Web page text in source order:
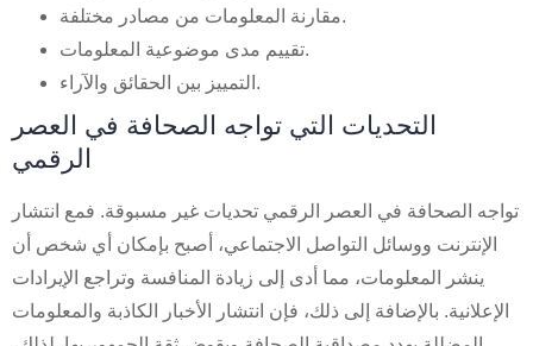
مقارنة المعلومات من مصادر مختلفة.
تقييم مدى موضوعية المعلومات.
التمييز بين الحقائق والآراء.
التحديات التي تواجه الصحافة في العصر
الرقمي
تواجه الصحافة في العصر الرقمي تحديات غير مسبوقة. فمع انتشار
الإنترنت ووسائل التواصل الاجتماعي، أصبح بإمكان أي شخص أن
ينشر المعلومات، مما أدى إلى زيادة المنافسة وتراجع الإيرادات
الإعلانية. بالإضافة إلى ذلك، فإن انتشار الأخبار الكاذبة والمعلومات